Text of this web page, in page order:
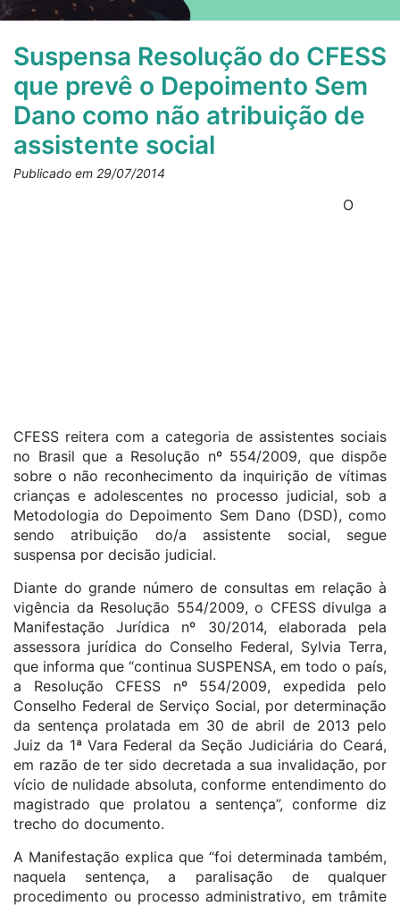
Suspensa Resolução do CFESS
que prevê o Depoimento Sem
Dano como não atribuição de
assistente social
Publicado em 29/07/2014
O
CFESS reitera com a categoria de assistentes sociais
no Brasil que a Resolução nº 554/2009, que dispõe
sobre o não reconhecimento da inquirição de vítimas
crianças e adolescentes no processo judicial, sob a
Metodologia do Depoimento Sem Dano (DSD), como
sendo atribuição do/a assistente social, segue
suspensa por decisão judicial.
Diante do grande número de consultas em relação à
vigência da Resolução 554/2009, o CFESS divulga a
Manifestação Jurídica nº 30/2014, elaborada pela
assessora jurídica do Conselho Federal, Sylvia Terra,
que informa que “continua SUSPENSA, em todo o país,
a Resolução CFESS nº 554/2009, expedida pelo
Conselho Federal de Serviço Social, por determinação
da sentença prolatada em 30 de abril de 2013 pelo
Juiz da 1ª Vara Federal da Seção Judiciária do Ceará,
em razão de ter sido decretada a sua invalidação, por
vício de nulidade absoluta, conforme entendimento do
magistrado que prolatou a sentença”, conforme diz
trecho do documento.
A Manifestação explica que “foi determinada também,
naquela sentença, a paralisação de qualquer
procedimento ou processo administrativo, em trâmite